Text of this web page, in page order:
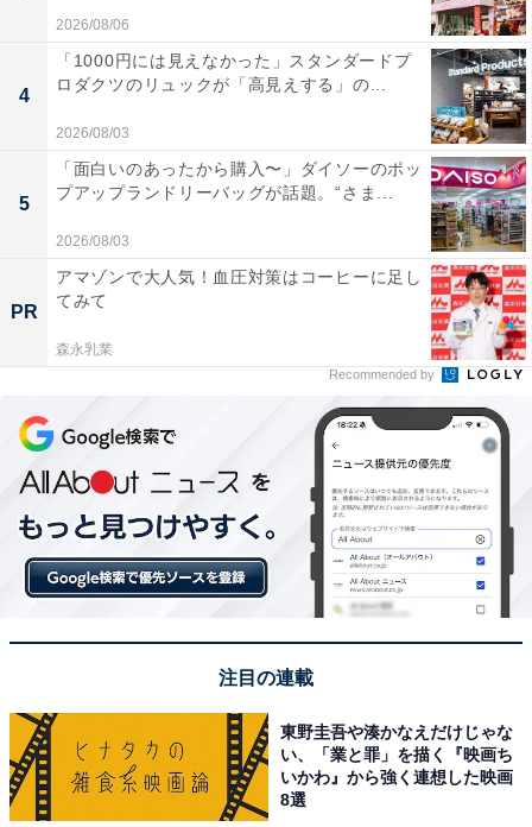
2026/08/06
4
「1000円には見えなかった」スタンダードプ
ロダクツのリュックが「高見えする」の...
2026/08/03
5
「面白いのあったから購入〜」ダイソーのポッ
プアップランドリーバッグが話題。“さま...
2026/08/03
PR
アマゾンで大人気！血圧対策はコーヒーに足し
てみて
森永乳業
Recommended by
注目の連載
東野圭吾や湊かなえだけじゃな
い、「業と罪」を描く『映画ち
いかわ』から強く連想した映画
8選